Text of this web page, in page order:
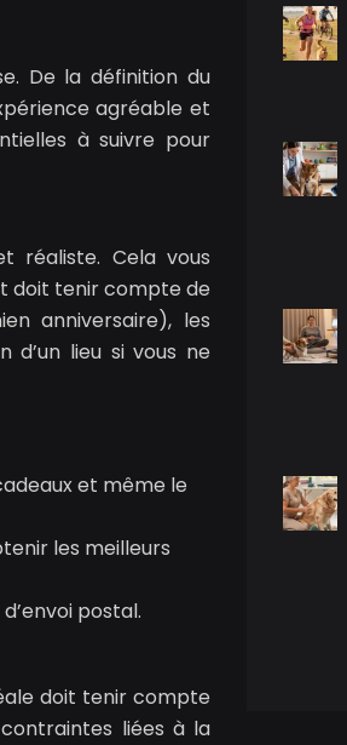
De la définition du
agréable et
à suivre pour
réaliste. Cela vous
doit tenir compte de
anniversaire), les
d’un lieu si vous ne
et même le
les meilleurs
postal.
doit tenir compte
liées à la